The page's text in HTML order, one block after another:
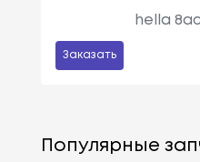
hella
Заказать
Популярные